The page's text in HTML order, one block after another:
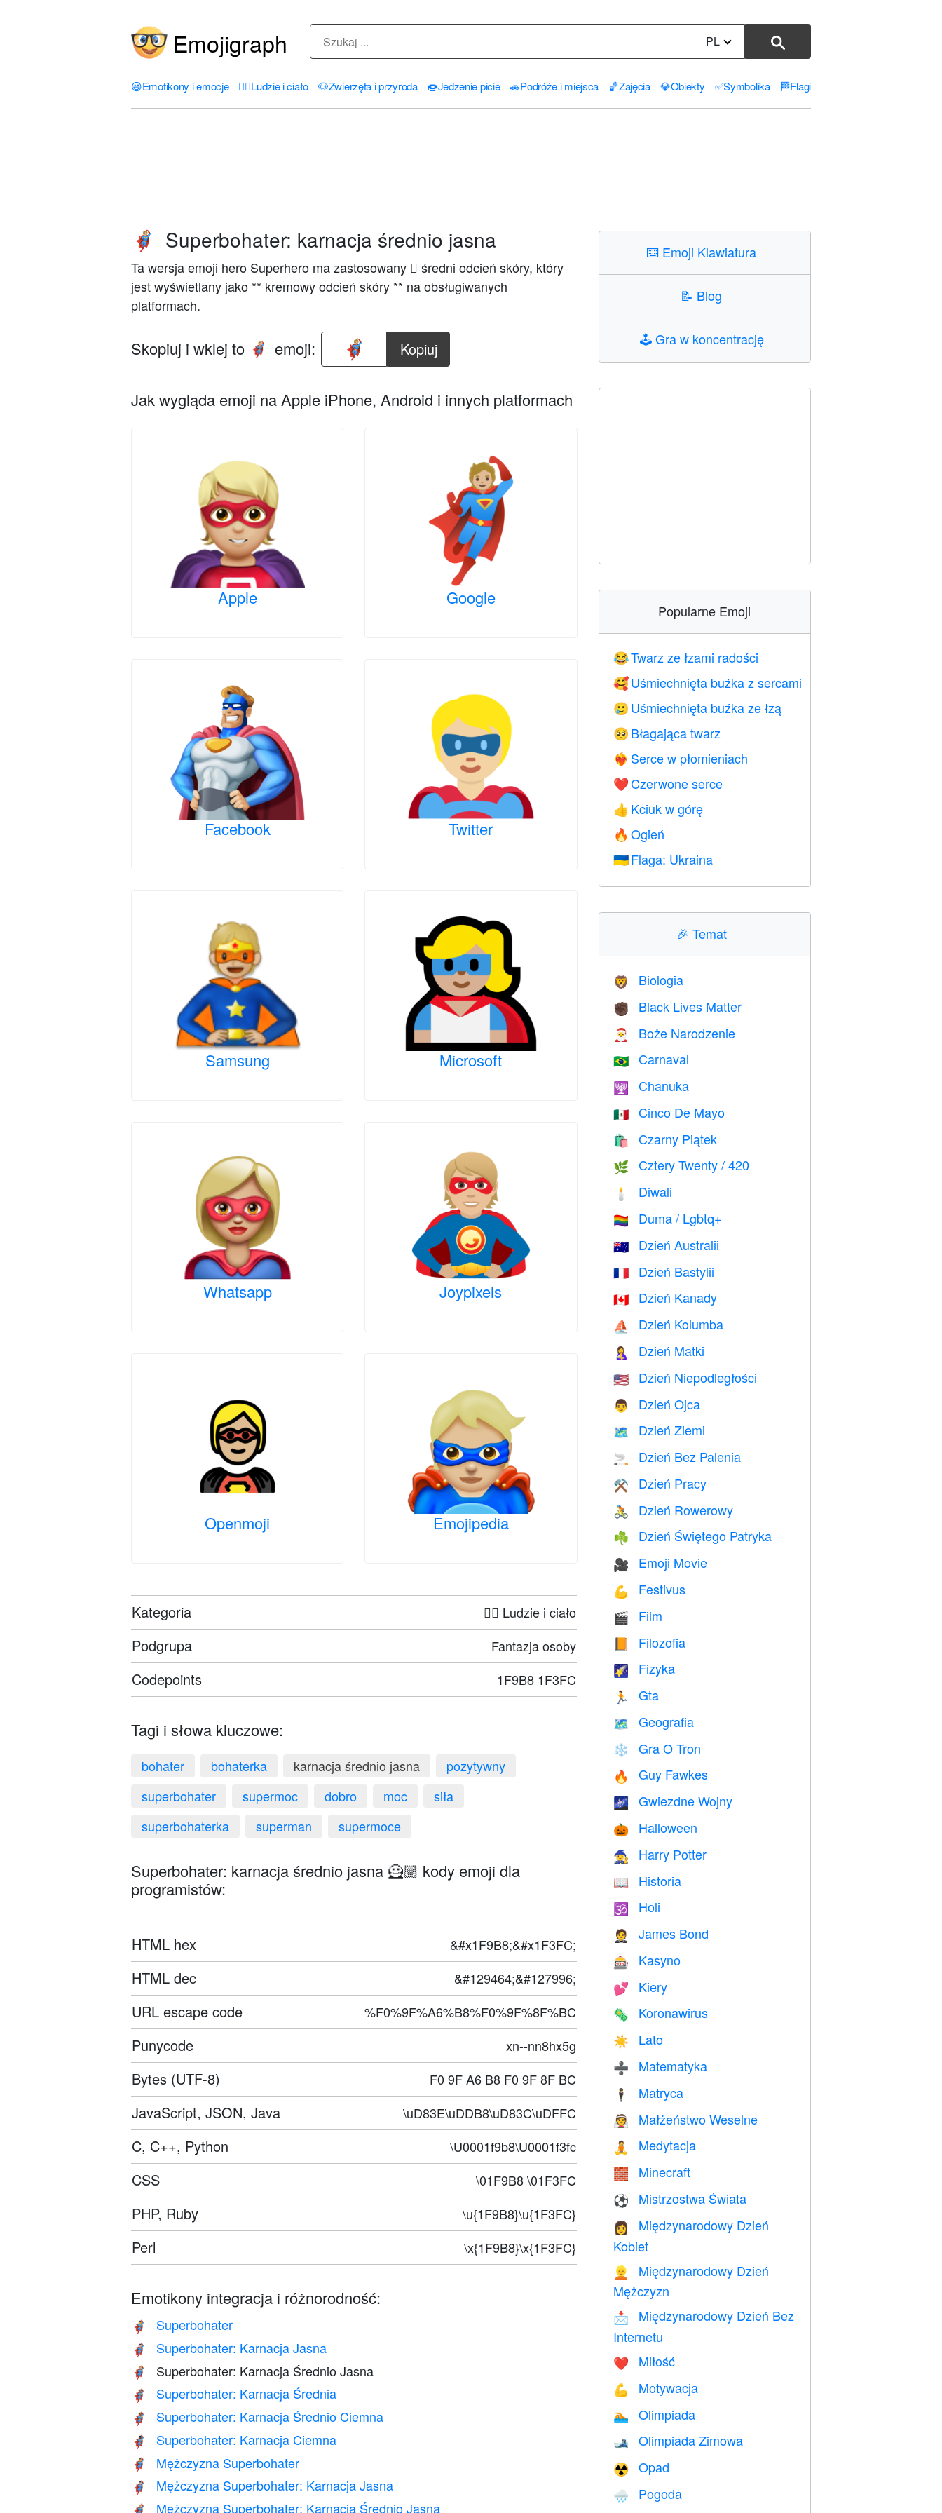
Emojigraph PL
😃Emotikony i emocje 🤦‍♀️Ludzie i ciało 🐶Zwierzęta i przyroda 🍩Jedzenie picie 🚗Podróże i miejsca 🏀Zajęcia 💎Obiekty ✅Symbolika 🏁Flagi
🦸🏼 Superbohater: karnacja średnio jasna
Ta wersja emoji hero Superhero ma zastosowany 🏼 średni odcień skóry, który
jest wyświetlany jako ** kremowy odcień skóry ** na obsługiwanych
platformach.
Skopiuj i wklej to 🦸🏼 emoji: Kopiuj
Jak wygląda emoji na Apple iPhone, Android i innych platformach
Apple Google
Facebook Twitter
Samsung Microsoft
Whatsapp Joypixels
Openmoji Emojipedia
Kategoria 🤦‍♀️ Ludzie i ciało
Podgrupa Fantazja osoby
Codepoints 1F9B8 1F3FC
Tagi i słowa kluczowe:
bohater bohaterka karnacja średnio jasna
pozytywny
superbohater
supermoc dobro moc
siła
superbohaterka
superman supermoce
Superbohater: karnacja średnio jasna 🦸🏼 kody emoji dla
programistów:
HTML hex &#x1F9B8;&#x1F3FC;
HTML dec &#129464;&#127996;
URL escape code %F0%9F%A6%B8%F0%9F%8F%BC
Punycode xn--nn8hx5g
Bytes (UTF-8) F0 9F A6 B8 F0 9F 8F BC
JavaScript, JSON, Java \uD83E\uDDB8\uD83C\uDFFC
C, C++, Python \U0001f9b8\U0001f3fc
CSS \01F9B8 \01F3FC
PHP, Ruby \u{1F9B8}\u{1F3FC}
Perl \x{1F9B8}\x{1F3FC}
Emotikony integracja i różnorodność:
🦸 Superbohater
🦸🏻 Superbohater: Karnacja Jasna
🦸🏼 Superbohater: Karnacja Średnio Jasna
🦸🏽 Superbohater: Karnacja Średnia
🦸🏾 Superbohater: Karnacja Średnio Ciemna
🦸🏿 Superbohater: Karnacja Ciemna
🦸‍♂️ Mężczyzna Superbohater
🦸🏻‍♂️ Mężczyzna Superbohater: Karnacja Jasna
Mężczyzna Superbohater: Karnacja Średnio Jasna
⌨️ Emoji Klawiatura
📝 Blog
🕹️Gra w koncentrację
Popularne Emoji
😂Twarz ze łzami radości
🥰 Uśmiechnięta buźka z sercami
🥲 Uśmiechnięta buźka ze łzą
🥺 Błagająca twarz
❤️‍🔥 Serce w płomieniach
❤️ Czerwone serce
👍 Kciuk w górę
🔥 Ogień
🇺🇦 Flaga: Ukraina
🎉 Temat
🦁 Biologia
✊🏿 Black Lives Matter
🎅 Boże Narodzenie
🇧🇷 Carnaval
🕎 Chanuka
🇲🇽 Cinco De Mayo
🛍 Czarny Piątek
🌿 Cztery Twenty / 420
🕯 Diwali
🏳️‍🌈 Duma / Lgbtq+
🇦🇺 Dzień Australii
🇫🇷 Dzień Bastylii
🇨🇦 Dzień Kanady
⛵️ Dzień Kolumba
🤱 Dzień Matki
🇺🇸 Dzień Niepodległości
👨 Dzień Ojca
🗺️ Dzień Ziemi
🚬 Dzień Bez Palenia
⚒️ Dzień Pracy
🚴 Dzień Rowerowy
☘️ Dzień Świętego Patryka
🎥 Emoji Movie
💪 Festivus
🎬 Film
Filozofia
🌠 Fizyka
🏃 Gta
🗺 Geografia
❄️ Gra O Tron
🔥 Guy Fawkes
🌌 Gwiezdne Wojny
🎃 Halloween
🧙 Harry Potter
📖 Historia
🕉 Holi
🤵 James Bond
🎰 Kasyno
💕 Kiery
🦠 Koronawirus
☀️ Lato
➗ Matematyka
🕴️ Matryca
👰 Małżeństwo Weselne
🧘 Medytacja
🧱 Minecraft
⚽ Mistrzostwa Świata
👩
Międzynarodowy Dzień
Kobiet
👱
Międzynarodowy Dzień
Mężczyzn
📩
Międzynarodowy Dzień Bez
Internetu
❤️️ Miłość
💪 Motywacja
🏊 Olimpiada
🎿 Olimpiada Zimowa
☢️ Opad
🌧
Pogoda